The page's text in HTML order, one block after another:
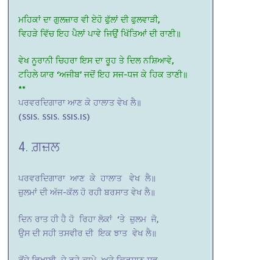
ਮਹਿਕਾਂ ਦਾ ਗੁਲਜ਼ਾਰ ਵੀ ਏਹੋ ਫੁੱਲਾਂ ਦੀ ਫੁਲਵਾੜੀ,
ਵਿਹੜੇ ਵਿੱਚ ਇਹ ਪੈਲਾਂ ਪਾਵੇ ਜਿਉਂ ਖਿੱਤਿਆਂ ਦੀ ਰਾਣੀ॥
ਵੇਖ ਨੂਰਾਨੀ ਚਿਹਰਾ ਇਸ ਦਾ ਰੂਹ ਤੇ ਦਿਲ ਨਸ਼ਿਆਵੇ,
ਟਹਿਲੇ ਯਾਰ ‘ਅਜੀਬ’ ਜਦੋਂ ਇਹ ਸਜ-ਧਜ ਕੇ ਹਿਕ ਤਾਣੀ॥
**
ਪਰਵਰਦਿਗਾਰਾ ਆਣ ਕੇ ਹਾਲਾਤ ਵੇਖ ਲੈ॥
(SSIS. SSIS. SSIS.IS)
4. ਗ਼ਜ਼ਲ
ਪਰਵਰਦਿਗਾਰਾ ਆਣ ਕੇ ਹਾਲਾਤ ਵੇਖ ਲੈ॥
ਜ਼ੁਲਮਾਂ ਦੀ ਅੱਜ-ਕੱਲ ਹੋ ਰਹੀ ਬਰਸਾਤ ਵੇਖ ਲੈ॥
ਦਿਨ ਰਾਤ ਹੀ ਹੈ ਹੋ ਰਿਹਾ ਲੋਕਾਂ ‘ਤੇ ਜ਼ੁਲਮ ਜੋ,
ਉਸ ਦੀ ਸਹੀ ਤਸਵੀਰ ਦੀ ਇਕ ਝਾਤ ਵੇਖ ਲੈ॥